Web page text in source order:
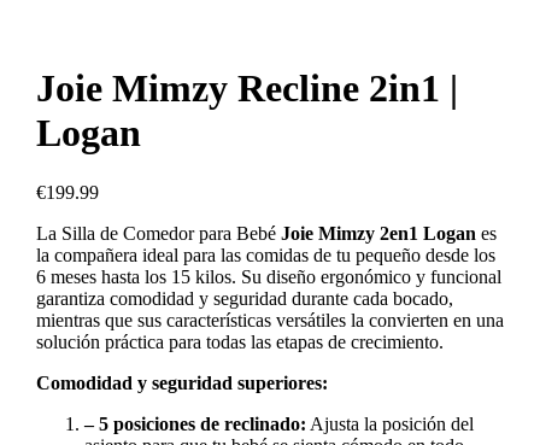
Joie Mimzy Recline 2in1 |
Logan
€199.99
La Silla de Comedor para Bebé Joie Mimzy 2en1 Logan es
la compañera ideal para las comidas de tu pequeño desde los
6 meses hasta los 15 kilos. Su diseño ergonómico y funcional
garantiza comodidad y seguridad durante cada bocado,
mientras que sus características versátiles la convierten en una
solución práctica para todas las etapas de crecimiento.
Comodidad y seguridad superiores:
– 5 posiciones de reclinado: Ajusta la posición del